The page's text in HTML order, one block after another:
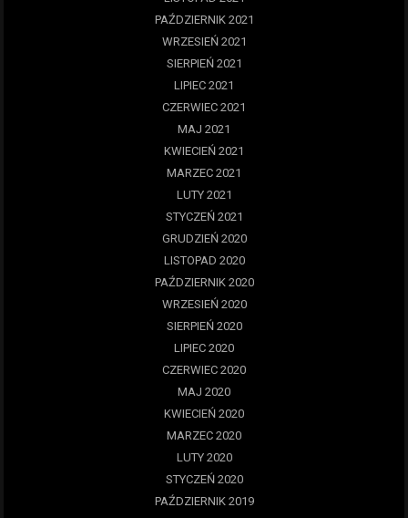
PAŹDZIERNIK 2021
WRZESIEŃ 2021
SIERPIEŃ 2021
LIPIEC 2021
CZERWIEC 2021
MAJ 2021
KWIECIEŃ 2021
MARZEC 2021
LUTY 2021
STYCZEŃ 2021
GRUDZIEŃ 2020
LISTOPAD 2020
PAŹDZIERNIK 2020
WRZESIEŃ 2020
SIERPIEŃ 2020
LIPIEC 2020
CZERWIEC 2020
MAJ 2020
KWIECIEŃ 2020
MARZEC 2020
LUTY 2020
STYCZEŃ 2020
PAŹDZIERNIK 2019